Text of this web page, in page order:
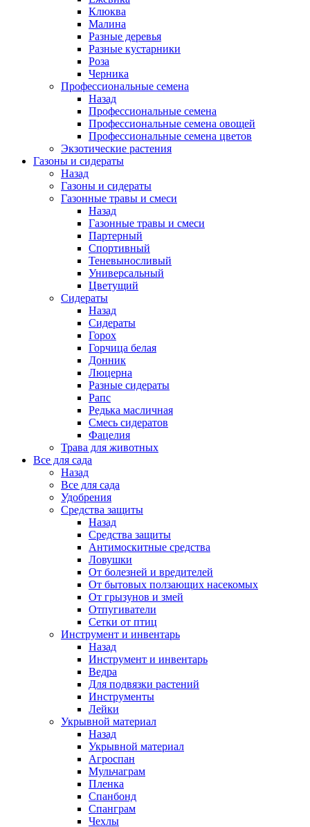
Клюква
Малина
Разные деревья
Разные кустарники
Роза
Черника
Профессиональные семена
Назад
Профессиональные семена
Профессиональные семена овощей
Профессиональные семена цветов
Экзотические растения
Газоны и сидераты
Назад
Газоны и сидераты
Газонные травы и смеси
Назад
Газонные травы и смеси
Партерный
Спортивный
Теневыносливый
Универсальный
Цветущий
Сидераты
Назад
Сидераты
Горох
Горчица белая
Донник
Люцерна
Разные сидераты
Рапс
Редька масличная
Смесь сидератов
Фацелия
Трава для животных
Все для сада
Назад
Все для сада
Удобрения
Средства защиты
Назад
Средства защиты
Антимоскитные средства
Ловушки
От болезней и вредителей
От бытовых ползающих насекомых
От грызунов и змей
Отпугиватели
Сетки от птиц
Инструмент и инвентарь
Назад
Инструмент и инвентарь
Ведра
Для подвязки растений
Инструменты
Лейки
Укрывной материал
Назад
Укрывной материал
Агроспан
Мульчаграм
Пленка
Спанбонд
Спанграм
Чехлы